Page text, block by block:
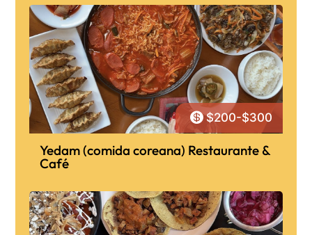
 $200-$300
Yedam (comida coreana) Restaurante &
Café